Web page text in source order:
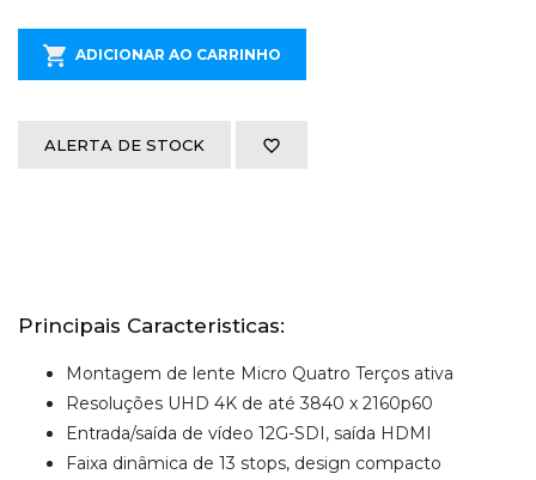
ADICIONAR AO CARRINHO
ALERTA DE STOCK
Principais Caracteristicas:
Montagem de lente Micro Quatro Terços ativa
Resoluções UHD 4K de até 3840 x 2160p60
Entrada/saída de vídeo 12G-SDI, saída HDMI
Faixa dinâmica de 13 stops, design compacto